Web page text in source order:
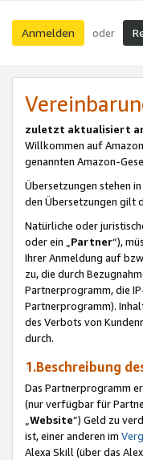
Anmelden oder
zuletzt aktualisiert
Willkommen auf
genannten Amazon-
Übersetzungen stehen
den Übersetzungen gilt
Natürliche oder
oder ein „Partner“),
Ihrer Anmeldung auf
zu, die durch
Partnerprogramm, die
Partnerprogramm).
des Verbots von
durch.
1.Beschreibung
Das Partnerprogramm
(nur verfügbar für
Website“) Geld zu
ist, einer anderen im
Alexa Skill (über das